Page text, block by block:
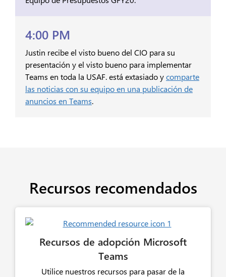
4:00 PM
Justin recibe el visto bueno del CIO para su
presentación y el visto bueno para implementar
Teams en toda la USAF. está extasiado ycomparte
las noticias con su equipo en una publicación de
anuncios en Teams.
Recursos recomendados
Recursos de adopción Microsoft
Teams
Utilice nuestros recursos para pasar de la